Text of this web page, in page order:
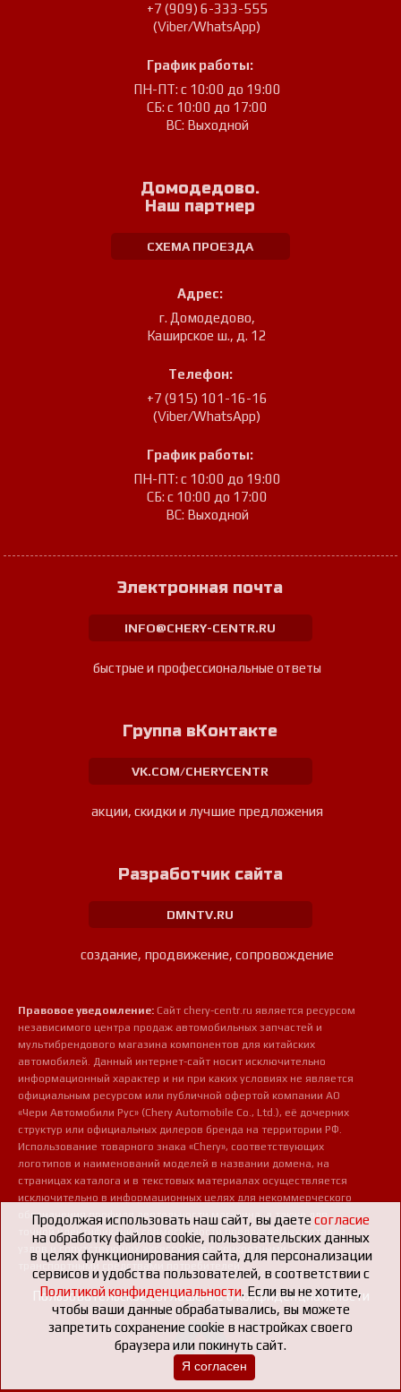
+7 (909) 6-333-555
(Viber/WhatsApp)
График работы:
ПН-ПТ: с 10:00 до 19:00
СБ: с 10:00 до 17:00
ВС: Выходной
Домодедово.
Наш партнер
СХЕМА ПРОЕЗДА
Адрес:
г. Домодедово,
Каширское ш., д. 12
Телефон:
+7 (915) 101-16-16
(Viber/WhatsApp)
График работы:
ПН-ПТ: с 10:00 до 19:00
СБ: с 10:00 до 17:00
ВС: Выходной
Электронная почта
INFO@CHERY-CENTR.RU
быстрые и профессиональные ответы
Группа вКонтакте
VK.COM/CHERYCENTR
акции, скидки и лучшие предложения
Разработчик сайта
DMNTV.RU
создание, продвижение, сопровождение
Правовое уведомление: Сайт chery-centr.ru является ресурсом
независимого центра продаж автомобильных запчастей и
мультибрендового магазина компонентов для китайских
автомобилей. Данный интернет-сайт носит исключительно
информационный характер и ни при каких условиях не является
официальным ресурсом или публичной офертой компании АО
«Чери Автомобили Рус» (Chery Automobile Co., Ltd.), её дочерних
структур или официальных дилеров бренда на территории РФ.
Использование товарного знака «Chery», соответствующих
логотипов и наименований моделей в названии домена, на
страницах каталога и в текстовых материалах осуществляется
исключительно в информационных целях для некоммерческого
обозначения профиля деятельности магазина, а также для
точной идентификации совместимости предлагаемых деталей,
узлов и сопутствующих аксессуаров с конкретными
транспортными средствами потребителей.
Пользовательское соглашение о конфиденциальности
Продолжая использовать наш сайт, вы даетесогласие
на обработку файлов cookie, пользовательских данных
в целях функционирования сайта, для персонализации
сервисов и удобства пользователей, в соответствии с
Политикой конфиденциальности. Если вы не хотите,
чтобы ваши данные обрабатывались, вы можете
запретить сохранение cookie в настройках своего
браузера или покинуть сайт.
Я согласен